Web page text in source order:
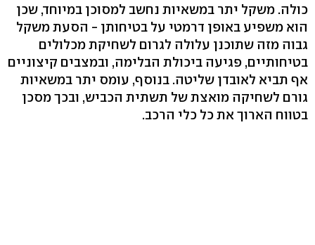
כולה. משקל יתר במשאיות נחשב למסוכן במיוחד, שכן
הוא משפיע באופן דרמטי על בטיחותן - הסעת משקל
גבוה מזה שתוכנן עלולה לגרום לשחיקת מכלולים
בטיחותיים, פגיעה ביכולת הבלימה, ובמצבים קיצוניים
אף תביא לאובדן שליטה. בנוסף, עומס יתר במשאיות
גורם לשחיקה מואצת של תשתית הכביש, ובכך מסכן
בטווח הארוך את כל כלי הרכב.